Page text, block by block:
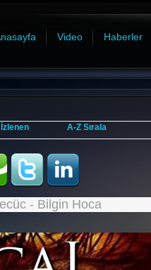
Video Haberler
A-Z Sırala
- Bilgin Hoca